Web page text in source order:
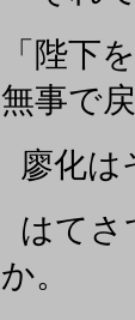
「陛下
無事で戻
廖化は
はてさ
か。